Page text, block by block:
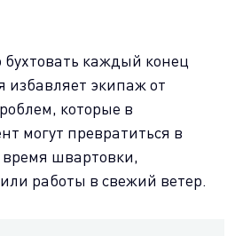
каждый конец
избавляет экипаж от
которые в
могут превратиться в
время швартовки,
работы в свежий ветер.